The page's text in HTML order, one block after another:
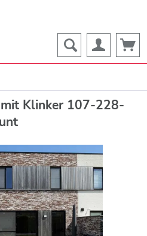
Klinker 107-228-